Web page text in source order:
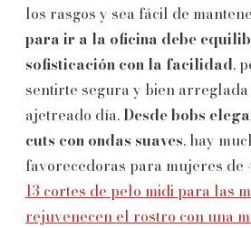
los rasgos y sea fácil de
para ir a la oficina debe
sofisticación con la facilidad,
sentirte segura y bien
ajetreado día. Desde bobs
cuts con ondas suaves, hay
favorecedoras para mujeres de
13 cortes de pelo midi para las
rejuvenecen el rostro con una